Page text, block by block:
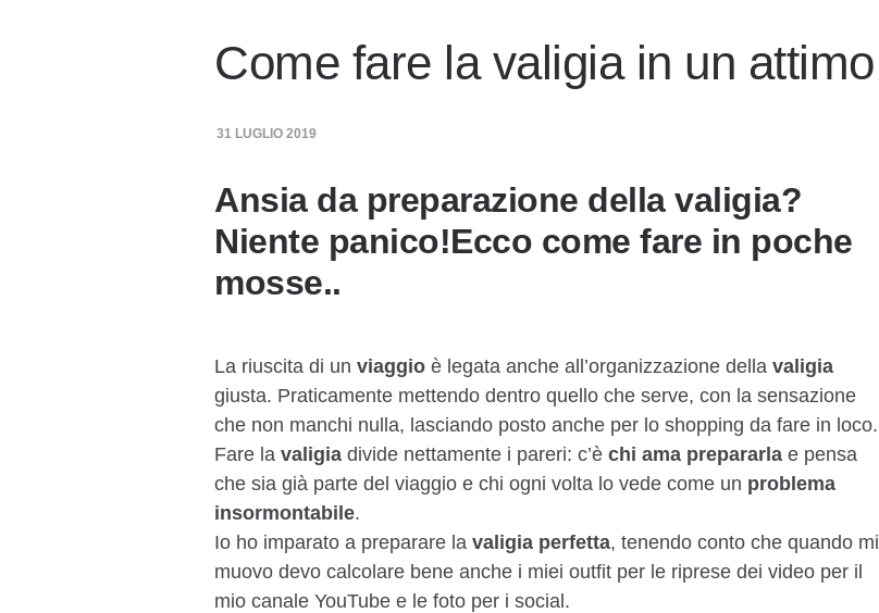
Come fare la valigia in un attimo
31 LUGLIO 2019
Ansia da preparazione della valigia?
Niente panico!Ecco come fare in poche
mosse..
La riuscita di un viaggio è legata anche all’organizzazione della valigia
giusta. Praticamente mettendo dentro quello che serve, con la sensazione
che non manchi nulla, lasciando posto anche per lo shopping da fare in loco.
Fare la valigia divide nettamente i pareri: c’è chi ama prepararla e pensa
che sia già parte del viaggio e chi ogni volta lo vede come un problema
insormontabile.
Io ho imparato a preparare la valigia perfetta, tenendo conto che quando mi
muovo devo calcolare bene anche i miei outfit per le riprese dei video per il
mio canale YouTube e le foto per i social.